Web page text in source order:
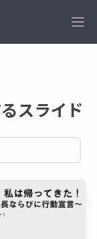
スライド